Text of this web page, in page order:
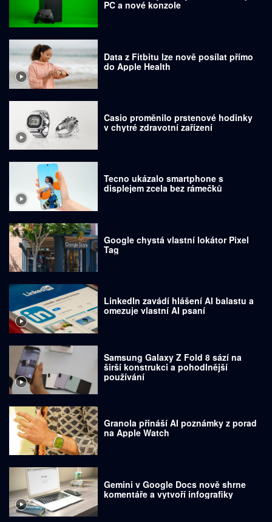
PC a nové konzole
Data z Fitbitu lze nově posílat přímo
do Apple Health
Casio proměnilo prstenové hodinky
v chytré zdravotní zařízení
Tecno ukázalo smartphone s
displejem zcela bez rámečků
Google chystá vlastní lokátor Pixel
Tag
LinkedIn zavádí hlášení AI balastu a
omezuje vlastní AI psaní
Samsung Galaxy Z Fold 8 sází na
širší konstrukci a pohodlnější
používání
Granola přináší AI poznámky z porad
na Apple Watch
Gemini v Google Docs nově shrne
komentáře a vytvoří infografiky